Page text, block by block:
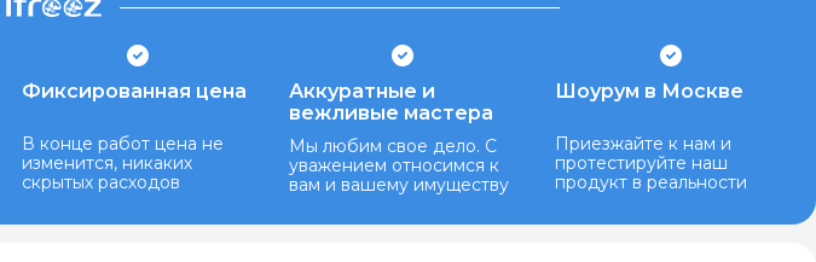
Фиксированная цена
В конце работ цена не
изменится, никаких
скрытых расходов
Аккуратные и
вежливые мастера
Мы любим свое дело. С
уважением относимся к
вам и вашему имуществу
Шоурум в Москве
Приезжайте к нам и
протестируйте наш
продукт в реальности